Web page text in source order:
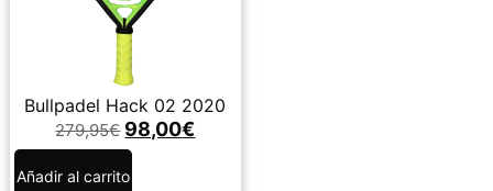
Bullpadel Hack 02 2020
279,95€ 98,00€
Añadir al carrito